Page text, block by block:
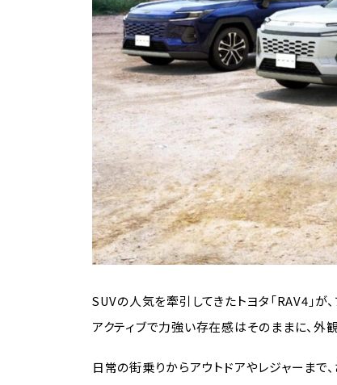
SUVの人気を牽引してきたトヨタ「RAV4」が
アクティブで力強い存在感はそのままに、外
日常の街乗りからアウトドアやレジャーまで